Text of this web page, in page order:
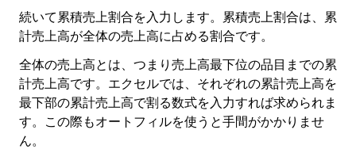
続いて累積売上割合を入力します。累積売上割合は、累
計売上高が全体の売上高に占める割合です。
全体の売上高とは、つまり売上高最下位の品目までの累
計売上高です。エクセルでは、それぞれの累計売上高を
最下部の累計売上高で割る数式を入力すれば求められま
す。この際もオートフィルを使うと手間がかかりませ
ん。